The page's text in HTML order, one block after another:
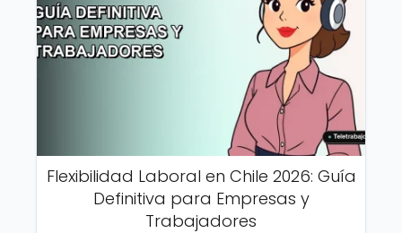
Flexibilidad Laboral en Chile 2026: Guía
Definitiva para Empresas y
Trabajadores